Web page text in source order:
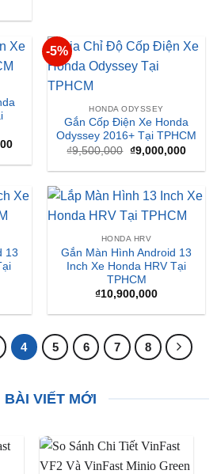
Giá
tại
₫9,000,000.
-5%
HONDA ODYSSEY
Gắn Cốp Điện Xe Honda
Odyssey 2016+ Tại TPHCM
₫9,500,000 Giá
gốc
là:
₫9,000,000Giá
tại
13
HONDA HRV
Gắn Màn Hình Android 13
Inch Xe Honda HRV Tại
TPHCM
₫10,900,000
4 5 6 7 8
BÀI VIẾT MỚI